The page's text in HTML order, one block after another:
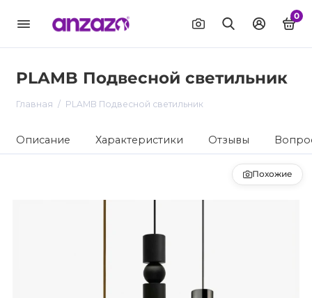
0
PLAMB Подвесной светильник
Главная PLAMB Подвесной светильник
Описание Характеристики Отзывы
Похожие